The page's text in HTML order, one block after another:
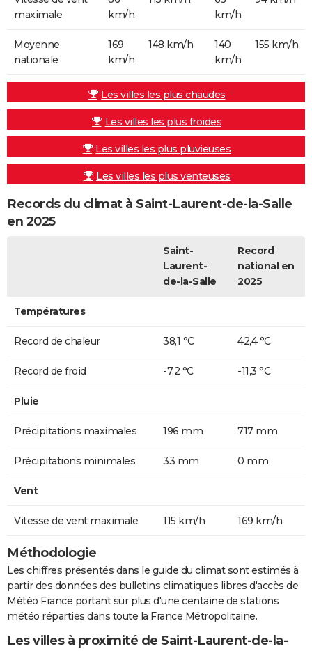
maximale
km/h
km/h
Moyenne
nationale
169
km/h
148 km/h
140
km/h
155 km/h
Les villes les plus chaudes
Les villes les plus froides
Les villes les plus pluvieuses
Les villes les plus venteuses
Records du climat à Saint-Laurent-de-la-Salle
en 2025
Saint-
Laurent-
de-la-Salle
Record
national en
2025
Températures
Record de chaleur 38,1 °C 42,4 °C
Record de froid -7,2 °C -11,3 °C
Pluie
Précipitations maximales 196 mm 717 mm
Précipitations minimales 33 mm 0 mm
Vent
Vitesse de vent maximale 115 km/h 169 km/h
Méthodologie
Les chiffres présentés dans le guide du climat sont estimés à
partir des données des bulletins climatiques libres d'accès de
Météo France portant sur plus d'une centaine de stations
météo réparties dans toute la France Métropolitaine.
Les villes à proximité de Saint-Laurent-de-la-